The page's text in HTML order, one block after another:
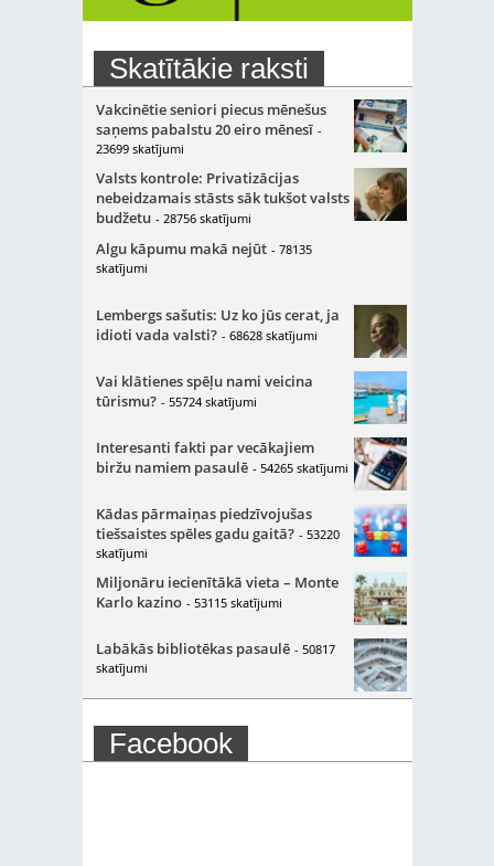
Skatītākie raksti
Vakcinētie seniori piecus mēnešus
saņems pabalstu 20 eiro mēnesī -
23699 skatījumi
Valsts kontrole: Privatizācijas
nebeidzamais stāsts sāk tukšot valsts
budžetu - 28756 skatījumi
Algu kāpumu makā nejūt - 78135
skatījumi
Lembergs sašutis: Uz ko jūs cerat, ja
idioti vada valsti? - 68628 skatījumi
Vai klātienes spēļu nami veicina
tūrismu? - 55724 skatījumi
Interesanti fakti par vecākajiem
biržu namiem pasaulē - 54265 skatījumi
Kādas pārmaiņas piedzīvojušas
tiešsaistes spēles gadu gaitā? - 53220
skatījumi
Miljonāru iecienītākā vieta – Monte
Karlo kazino - 53115 skatījumi
Labākās bibliotēkas pasaulē - 50817
skatījumi
Facebook